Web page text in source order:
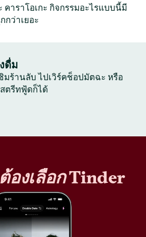
คาราโอเกะ กิจกรรมอะไรแบบนี้มี
กว่าเยอะ
ดื่ม
มร้านลับ ไปเวิร์คช็อปมัตฉะ หรือ
ตรีทฟู้ดก็ได้
ต้องเลือกTinder